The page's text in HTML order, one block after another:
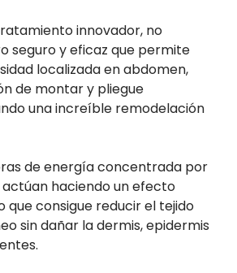
innovador, no
seguro y eficaz que permite
localizada en abdomen,
de montar y pliegue
una increíble remodelación
de energía concentrada por
haciendo un efecto
consigue reducir el tejido
sin dañar la dermis, epidermis